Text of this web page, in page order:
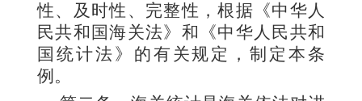
性、及时性、完整性，根据《中华人
民共和国海关法》和《中华人民共和
国统计法》的有关规定，制定本条
例。